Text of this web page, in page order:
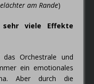
am Rande)
viele Effekte
Orchestrale und
ein emotionales
Aber durch die